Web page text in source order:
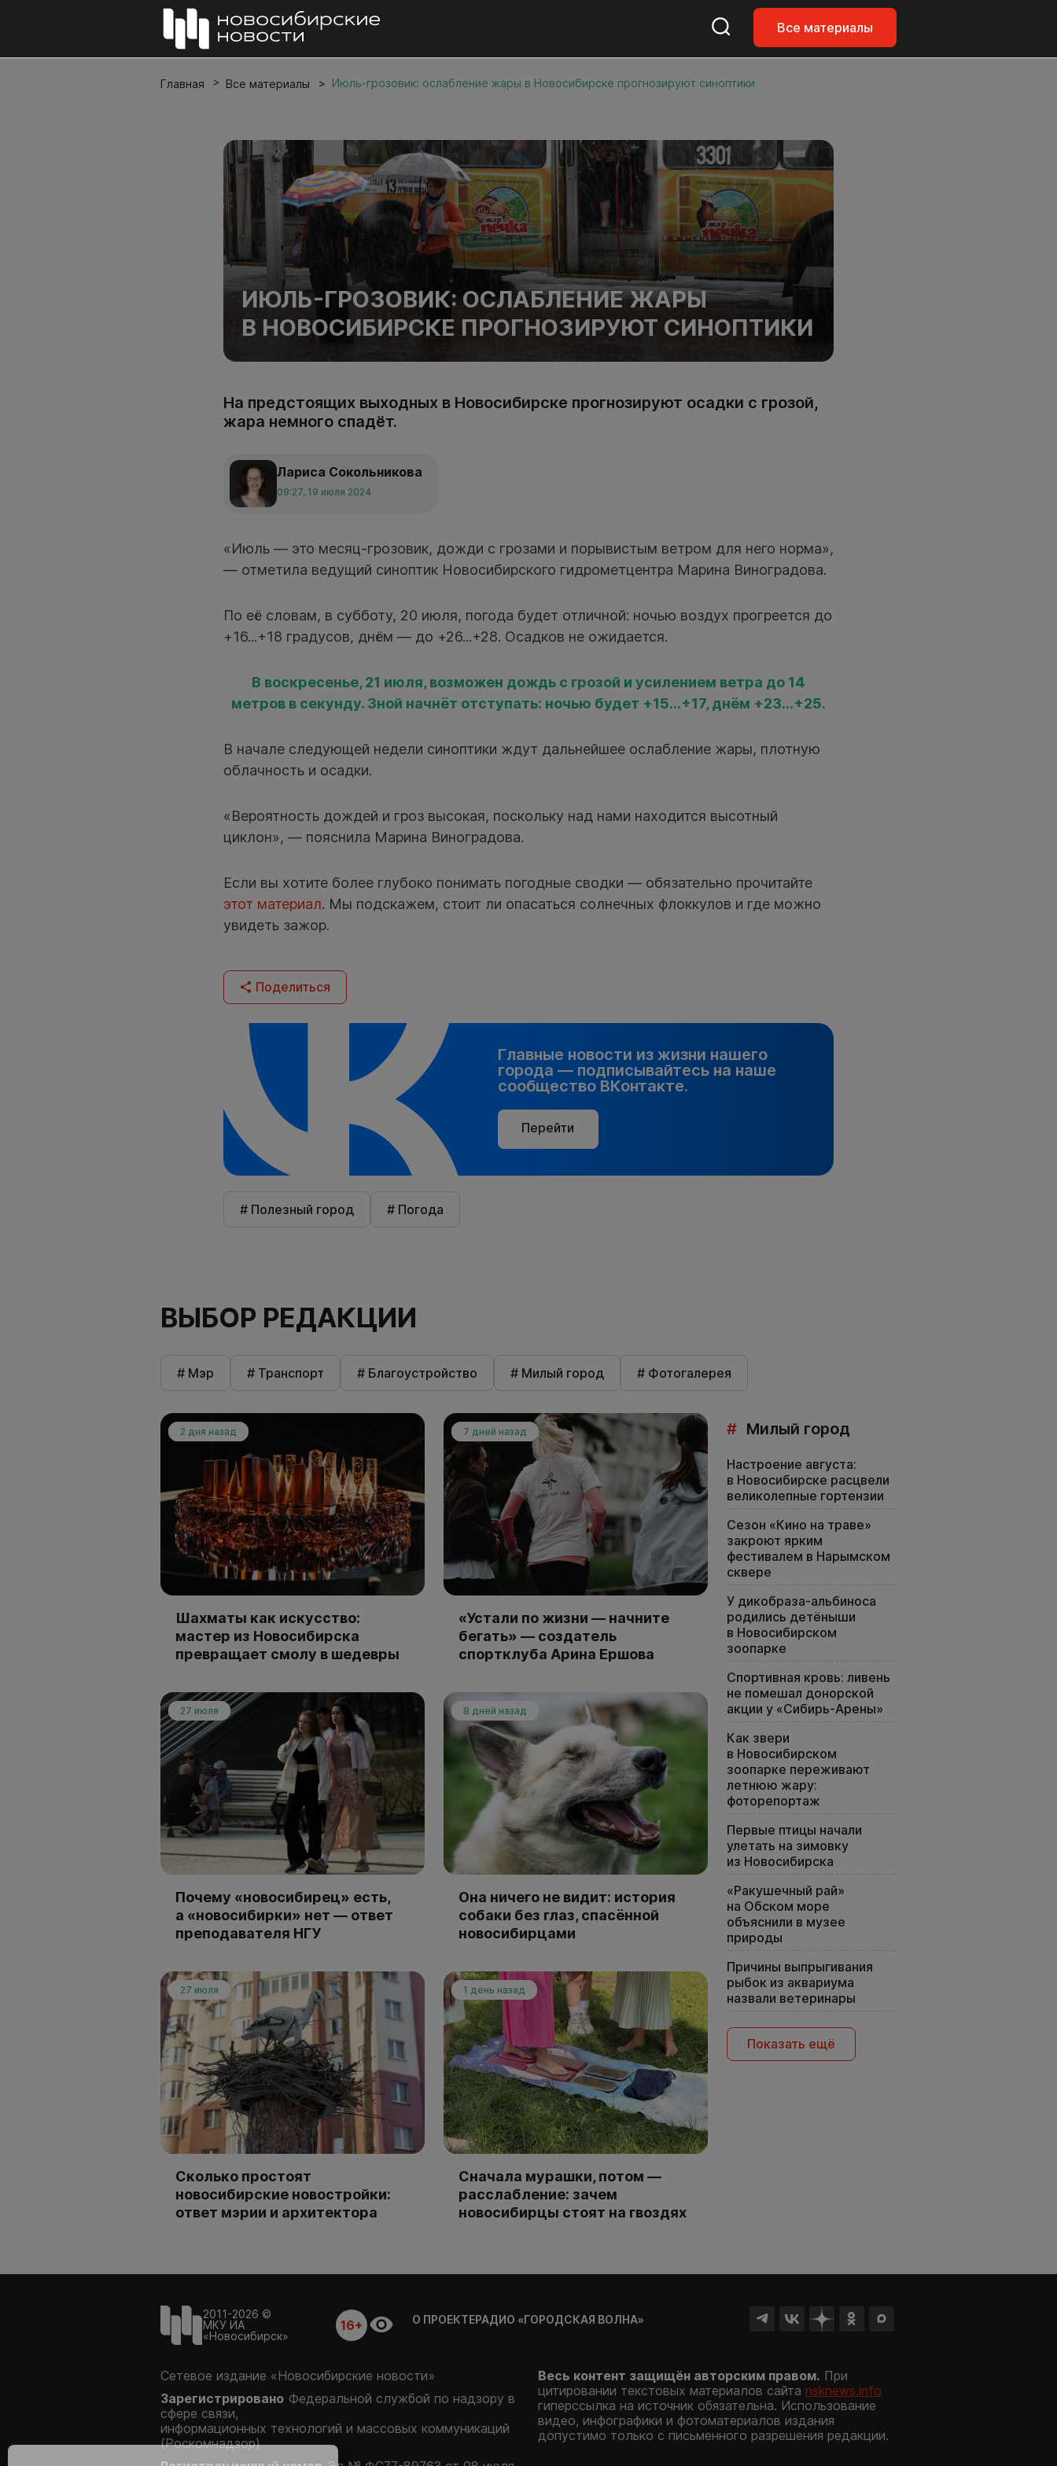
Все материалы
Главная Все материалы Июль-грозовик: ослабление жары в Новосибирске прогнозируют синоптики
ИЮЛЬ-ГРОЗОВИК: ОСЛАБЛЕНИЕ ЖАРЫ
В НОВОСИБИРСКЕ ПРОГНОЗИРУЮТ СИНОПТИКИ
На предстоящих выходных в Новосибирске прогнозируют осадки с грозой,
жара немного спадёт.
Лариса Сокольникова
09:27, 19 июля 2024
«Июль — это месяц-грозовик, дожди с грозами и порывистым ветром для него норма»,
— отметила ведущий синоптик Новосибирского гидрометцентра Марина Виноградова.
По её словам, в субботу, 20 июля, погода будет отличной: ночью воздух прогреется до
+16...+18 градусов, днём — до +26...+28. Осадков не ожидается.
В воскресенье, 21 июля, возможен дождь с грозой и усилением ветра до 14
метров в секунду. Зной начнёт отступать: ночью будет +15...+17, днём +23...+25.
В начале следующей недели синоптики ждут дальнейшее ослабление жары, плотную
облачность и осадки.
«Вероятность дождей и гроз высокая, поскольку над нами находится высотный
циклон», — пояснила Марина Виноградова.
Если вы хотите более глубоко понимать погодные сводки — обязательно прочитайте
этот материал. Мы подскажем, стоит ли опасаться солнечных флоккулов и где можно
увидеть зажор.
Поделиться
Главные новости из жизни нашего
города — подписывайтесь на наше
сообщество ВКонтакте.
Перейти
# Полезный город # Погода
ВЫБОР РЕДАКЦИИ
# Мэр # Транспорт # Благоустройство # Милый город # Фотогалерея
2 дня назад
Шахматы как искусство:
мастер из Новосибирска
превращает смолу в шедевры
7 дней назад
«Устали по жизни — начните
бегать» — создатель
спортклуба Арина Ершова
27 июля
Почему «новосибирец» есть,
а «новосибирки» нет — ответ
преподавателя НГУ
8 дней назад
Она ничего не видит: история
собаки без глаз, спасённой
новосибирцами
27 июля
Сколько простоят
новосибирские новостройки:
ответ мэрии и архитектора
1 день назад
Сначала мурашки, потом —
расслабление: зачем
новосибирцы стоят на гвоздях
# Милый город
Настроение августа:
в Новосибирске расцвели
великолепные гортензии
Сезон «Кино на траве»
закроют ярким
фестивалем в Нарымском
сквере
У дикобраза-альбиноса
родились детёныши
в Новосибирском
зоопарке
Спортивная кровь: ливень
не помешал донорской
акции у «Сибирь-Арены»
Как звери
в Новосибирском
зоопарке переживают
летнюю жару:
фоторепортаж
Первые птицы начали
улетать на зимовку
из Новосибирска
«Ракушечный рай»
на Обском море
объяснили в музее
природы
Причины выпрыгивания
рыбок из аквариума
назвали ветеринары
Показать ещё
2011-2026 ©
МКУ ИА
«Новосибирск»
16+ О ПРОЕКТЕРАДИО «ГОРОДСКАЯ ВОЛНА»
Сетевое издание «Новосибирские новости»
Зарегистрировано Федеральной службой по надзору в
сфере связи,
информационных технологий и массовых коммуникаций
(Роскомнадзор)
Весь контент защищён авторским правом. При
цитировании текстовых материалов сайта nsknews.info
гиперссылка на источник обязательна. Использование
видео, инфографики и фотоматериалов издания
допустимо только с письменного разрешения редакции.